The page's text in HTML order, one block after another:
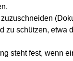
schützen, etwa
steht fest, wenn